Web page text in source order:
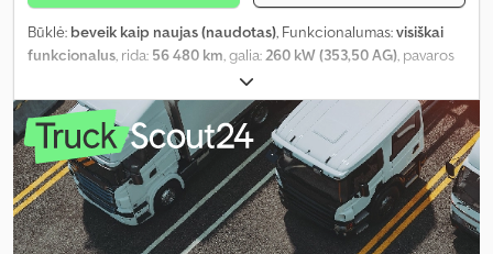
Būklė: beveik kaip naujas (naudotas), Funkcionalumas:visiškai
funkcionalus, rida: 56 480 km, galia:260 kW (353,50 AG), pavaros
dyzelinas
masė:36 000 kg, ašių konfigūracija:3 ašys, pirmoji registracija:
09/2020
, Gamybos metai: 2020, veikimo valandos: 4 900 h,
mašinos/transporto priemonės numeris:WMGKS3141LZ0E0372,
Įranga:ABS, UVV saugos patikra, diferencialo užraktas, kranas,
kruizo kontrolė, oro kondicionavimas, papildomi žibintai,
reguliuojama važiuoklė,